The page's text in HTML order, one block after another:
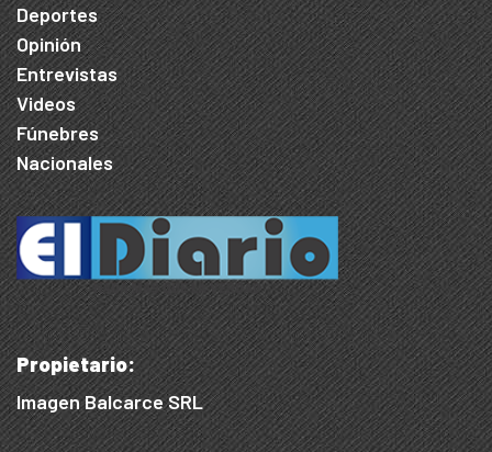
Deportes
Opinión
Entrevistas
Videos
Fúnebres
Nacionales
Propietario:
Imagen Balcarce SRL